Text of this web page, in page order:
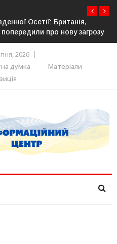
із Росією:
2026
думка
Матеріали